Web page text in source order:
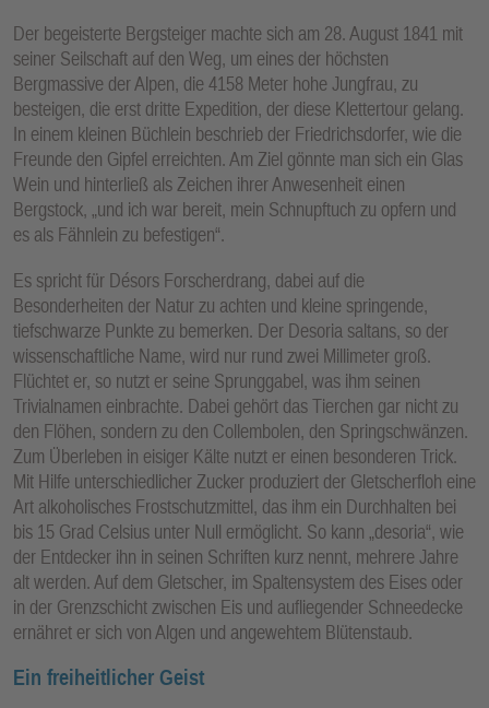
Der begeisterte Bergsteiger machte sich am 28. August 1841 mit
seiner Seilschaft auf den Weg, um eines der höchsten
Bergmassive der Alpen, die 4158 Meter hohe Jungfrau, zu
besteigen, die erst dritte Expedition, der diese Klettertour gelang.
In einem kleinen Büchlein beschrieb der Friedrichsdorfer, wie die
Freunde den Gipfel erreichten. Am Ziel gönnte man sich ein Glas
Wein und hinterließ als Zeichen ihrer Anwesenheit einen
Bergstock, „und ich war bereit, mein Schnupftuch zu opfern und
es als Fähnlein zu befestigen“.
Es spricht für Désors Forscherdrang, dabei auf die
Besonderheiten der Natur zu achten und kleine springende,
tiefschwarze Punkte zu bemerken. Der Desoria saltans, so der
wissenschaftliche Name, wird nur rund zwei Millimeter groß.
Flüchtet er, so nutzt er seine Sprunggabel, was ihm seinen
Trivialnamen einbrachte. Dabei gehört das Tierchen gar nicht zu
den Flöhen, sondern zu den Collembolen, den Springschwänzen.
Zum Überleben in eisiger Kälte nutzt er einen besonderen Trick.
Mit Hilfe unterschiedlicher Zucker produziert der Gletscherfloh eine
Art alkoholisches Frostschutzmittel, das ihm ein Durchhalten bei
bis 15 Grad Celsius unter Null ermöglicht. So kann „desoria“, wie
der Entdecker ihn in seinen Schriften kurz nennt, mehrere Jahre
alt werden. Auf dem Gletscher, im Spaltensystem des Eises oder
in der Grenzschicht zwischen Eis und aufliegender Schneedecke
ernähret er sich von Algen und angewehtem Blütenstaub.
Ein freiheitlicher Geist